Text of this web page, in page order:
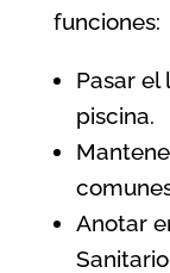
funciones:
Pasar el
piscina.
Anotar